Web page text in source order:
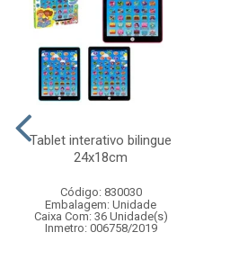
Tablet interativo bilingue
24x18cm
Código: 830030
Embalagem: Unidade
Caixa Com: 36 Unidade(s)
Inmetro: 006758/2019